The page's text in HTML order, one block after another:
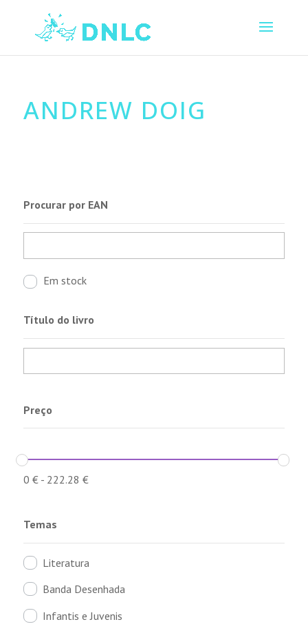
ANDREW DOIG
Procurar por EAN
Em stock
Título do livro
Preço
0 €- 222.28 €
Temas
Literatura
Banda Desenhada
Infantis e Juvenis